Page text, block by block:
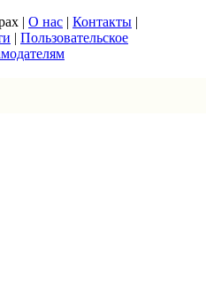
| О нас | Контакты |
| Пользовательское